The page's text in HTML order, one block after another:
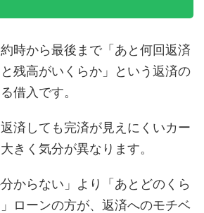
時から最後まで「あと何回返済
残高がいくらか」という返済の
借入です。
済しても完済が見えにくいカー
きく気分が異なります。
からない」より「あとどのくら
ローンの方が、返済へのモチベ